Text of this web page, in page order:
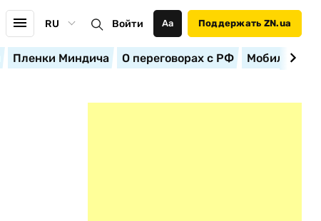
RU Войти Аа Поддержать ZN.ua
Пленки Миндича О переговорах с РФ